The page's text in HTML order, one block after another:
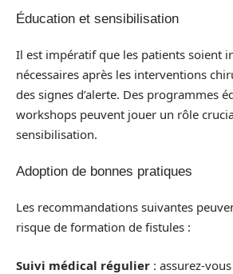
Éducation et sensibilisation
Il est impératif que les patients soient
nécessaires après les interventions
des signes d’alerte. Des programmes
workshops peuvent jouer un rôle
sensibilisation.
Adoption de bonnes pratiques
Les recommandations suivantes
risque de formation de fistules :
Suivi médical régulier : assurez-